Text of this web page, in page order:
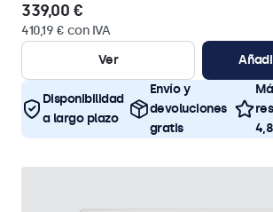
339,00 €
410,19 € con IVA
Ver
Disponibilidad
a largo plazo
Envío y
devoluciones
gratis